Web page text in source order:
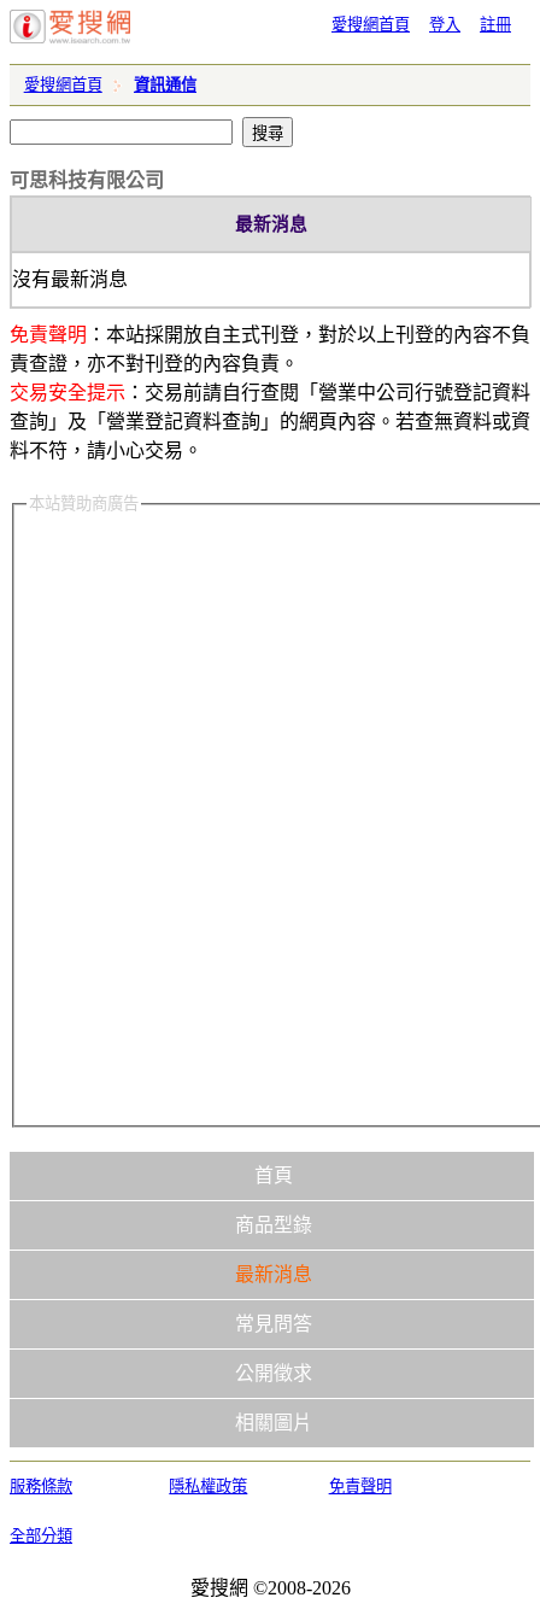
愛搜網首頁 登入 註冊
愛搜網首頁 資訊通信
可思科技有限公司
最新消息
沒有最新消息
免責聲明 ：本站採開放自主式刊登，對於以上刊登的內容不負
責查證，亦不對刊登的內容負責。
交易安全提示 ：交易前請自行查閱「營業中公司行號登記資料
查詢」及「營業登記資料查詢」的網頁內容。若查無資料或資
料不符，請小心交易。
本站贊助商廣告
首頁
商品型錄
最新消息
常見問答
公開徵求
相關圖片
服務條款 隱私權政策 免責聲明
全部分類
愛搜網 ©2008-2026